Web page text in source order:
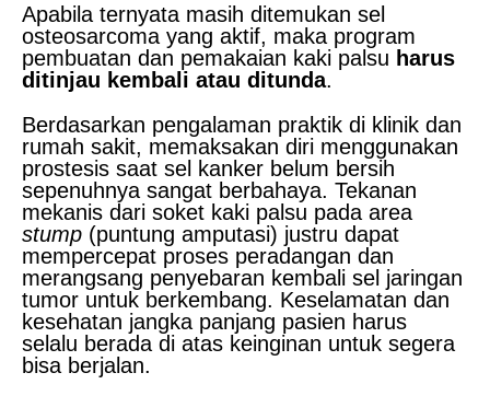
Apabila ternyata masih ditemukan sel
osteosarcoma yang aktif, maka program
pembuatan dan pemakaian kaki palsu harus
ditinjau kembali atau ditunda.
Berdasarkan pengalaman praktik di klinik dan
rumah sakit, memaksakan diri menggunakan
prostesis saat sel kanker belum bersih
sepenuhnya sangat berbahaya. Tekanan
mekanis dari soket kaki palsu pada area
stump (puntung amputasi) justru dapat
mempercepat proses peradangan dan
merangsang penyebaran kembali sel jaringan
tumor untuk berkembang. Keselamatan dan
kesehatan jangka panjang pasien harus
selalu berada di atas keinginan untuk segera
bisa berjalan.